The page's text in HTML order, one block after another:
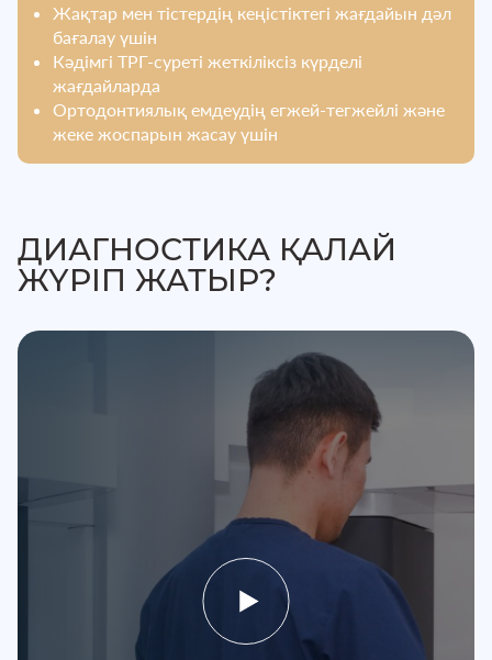
Жақтар мен тістердің кеңістіктегі жағдайын дәл
бағалау үшін
Кәдімгі ТРГ-суреті жеткіліксіз күрделі
жағдайларда
Ортодонтиялық емдеудің егжей-тегжейлі және
жеке жоспарын жасау үшін
ДИАГНОСТИКА ҚАЛАЙ
ЖҮРІП ЖАТЫР?